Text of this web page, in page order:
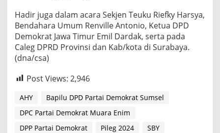
Hadir juga dalam acara Sekjen Teuku Riefky Harsya,
Bendahara Umum Renville Antonio, Ketua DPD
Demokrat Jawa Timur Emil Dardak, serta pada
Caleg DPRD Provinsi dan Kab/kota di Surabaya.
(dna/csa)
Post Views: 2,946
AHY
Bapilu DPD Partai Demokrat Sumsel
DPC Partai Demokrat Muara Enim
DPP Partai Demokrat
Pileg 2024 SBY